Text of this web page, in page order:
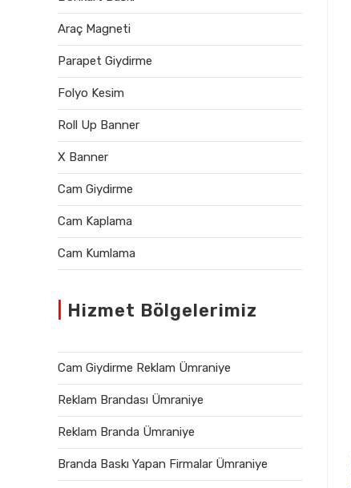
Araç Magneti
Parapet Giydirme
Folyo Kesim
Roll Up Banner
X Banner
Cam Giydirme
Cam Kaplama
Cam Kumlama
Hizmet Bölgelerimiz
Cam Giydirme Reklam Ümraniye
Reklam Brandası Ümraniye
Reklam Branda Ümraniye
Branda Baskı Yapan Firmalar Ümraniye